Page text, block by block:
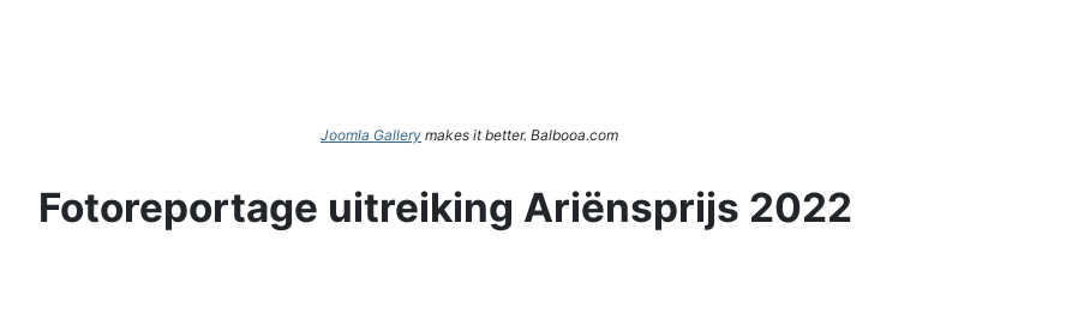
Joomla Gallery makes it better. Balbooa.com
Fotoreportage uitreiking Ariënsprijs 2022